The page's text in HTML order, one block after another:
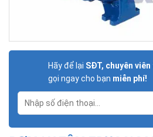
Hãy để lại SĐT, chuyên viên
gọi ngay cho bạn miễn phí!